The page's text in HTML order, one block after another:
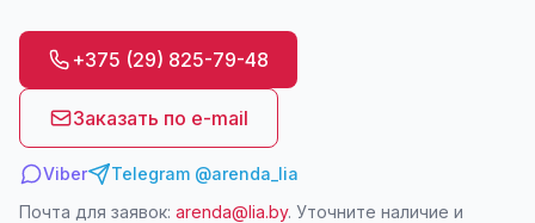
+375 (29) 825-79-48
Заказать по e-mail
Viber
Telegram @arenda_lia
Почта для заявок: arenda@lia.by. Уточните наличие и